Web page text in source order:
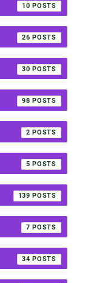
10
26
30
98
2
5
139
7
34